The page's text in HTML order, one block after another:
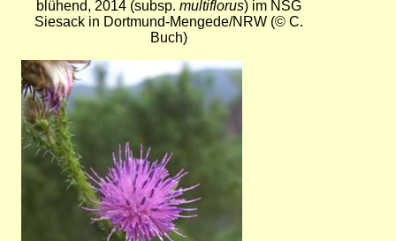
blühend, 2014 (subsp. multiflorus) im NSG
Siesack in Dortmund-Mengede/NRW (© C.
Buch)
Bild